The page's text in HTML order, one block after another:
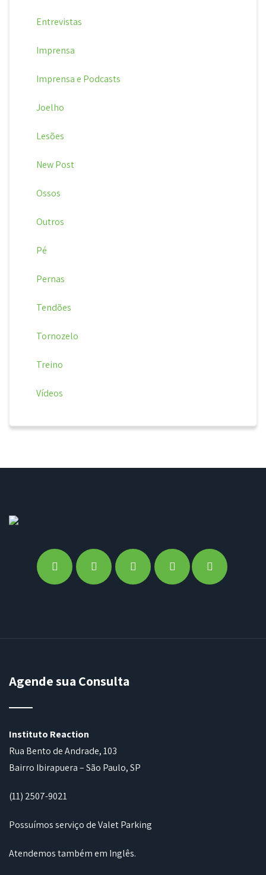
Entrevistas
Imprensa
Imprensa e Podcasts
Joelho
Lesões
New Post
Ossos
Outros
Pé
Pernas
Tendões
Tornozelo
Treino
Vídeos
Agende sua Consulta
Instituto Reaction
Rua Bento de Andrade, 103
Bairro Ibirapuera – São Paulo, SP
(11) 2507-9021
Possuímos serviço de Valet Parking
Atendemos também em Inglês.